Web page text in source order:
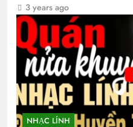
3 years ago
NHẠC LÍNH